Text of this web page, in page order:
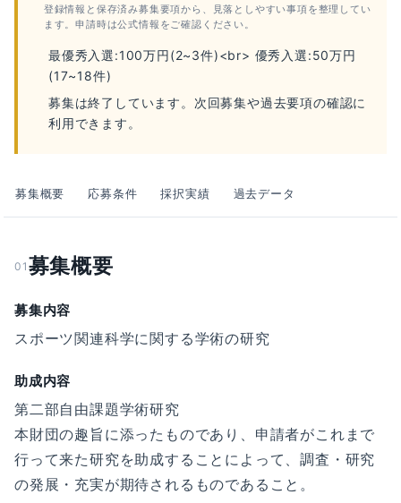
登録情報と保存済み募集要項から、見落としやすい事項を整理してい
ます。申請時は公式情報をご確認ください。
最優秀入選:100万円(2~3件)<br> 優秀入選:50万円
(17~18件)
募集は終了しています。次回募集や過去要項の確認に
利用できます。
募集概要 応募条件 採択実績 過去データ
01 募集概要
募集内容
スポーツ関連科学に関する学術の研究
助成内容
第二部自由課題学術研究
本財団の趣旨に添ったものであり、申請者がこれまで
行って来た研究を助成することによって、調査・研究
の発展・充実が期待されるものであること。